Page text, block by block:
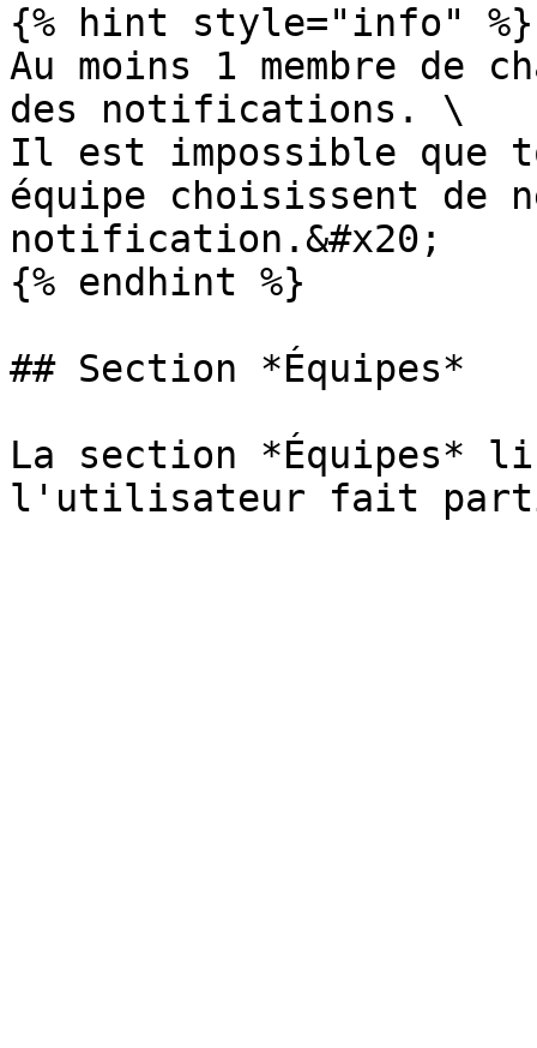
{% hint style="info" %}
Au moins 1 membre de
des notifications. \
Il est impossible que
équipe choisissent de
notification.&#x20;
{% endhint %}
## Section *Équipes*
La section *Équipes*